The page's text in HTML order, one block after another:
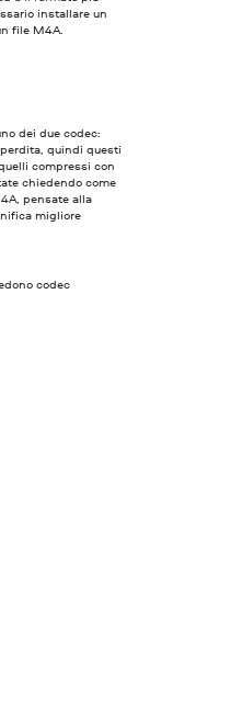
installare un
file M4A.
dei due codec:
perdita, quindi questi
compressi con
chiedendo come
pensate alla
migliore
codec